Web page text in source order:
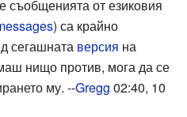
съобщенията от езиковия
) са крайно
сегашната версия на
нищо против, мога да се
му. --Gregg 02:40, 10